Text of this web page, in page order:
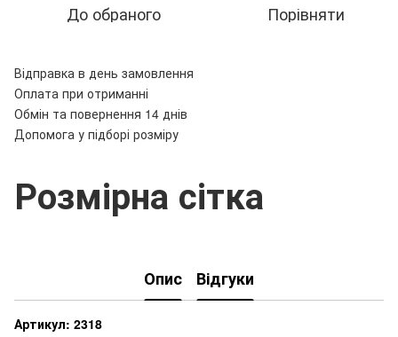
До обраного Порівняти
Відправка в день замовлення
Оплата при отриманні
Обмін та повернення 14 днів
Допомога у підборі розміру
Розмірна сітка
Опис Відгуки
Артикул: 2318